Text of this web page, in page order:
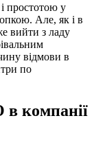
і простотою у
Але, як і в
вийти з ладу
відмови в
по
в компанії